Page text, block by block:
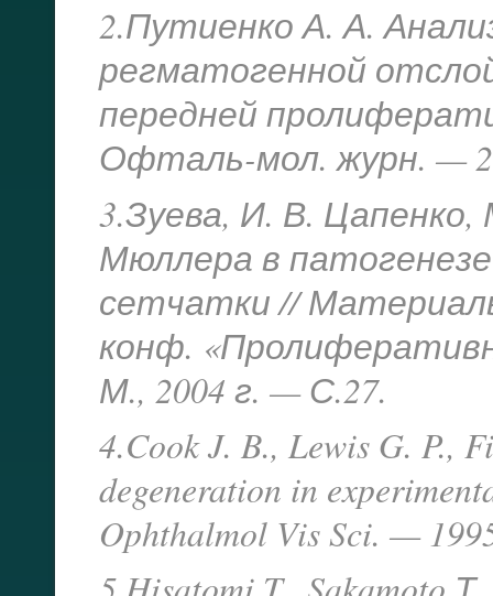
2.Путиенко А. А.
регматогенной
передней
Офталь-мол. журн. —
3.Зуева, И. В.
Мюллера в
сетчатки //
конф.
М., 2004 г. — С.27.
4.Cook J. B., Lewis G. P.,
degeneration in
Ophthalmol Vis Sci. —